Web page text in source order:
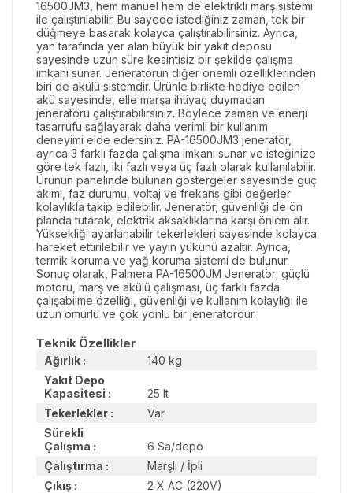
16500JM3, hem manuel hem de elektrikli marş sistemi
ile çalıştırılabilir. Bu sayede istediğiniz zaman, tek bir
düğmeye basarak kolayca çalıştırabilirsiniz. Ayrıca,
yan tarafında yer alan büyük bir yakıt deposu
sayesinde uzun süre kesintisiz bir şekilde çalışma
imkanı sunar. Jeneratörün diğer önemli özelliklerinden
biri de akülü sistemdir. Ürünle birlikte hediye edilen
akü sayesinde, elle marşa ihtiyaç duymadan
jeneratörü çalıştırabilirsiniz. Böylece zaman ve enerji
tasarrufu sağlayarak daha verimli bir kullanım
deneyimi elde edersiniz. PA-16500JM3 jeneratör,
ayrıca 3 farklı fazda çalışma imkanı sunar ve isteğinize
göre tek fazlı, iki fazlı veya üç fazlı olarak kullanılabilir.
Ürünün panelinde bulunan göstergeler sayesinde güç
akımı, faz durumu, voltaj ve frekans gibi değerler
kolaylıkla takip edilebilir. Jeneratör, güvenliği de ön
planda tutarak, elektrik aksaklıklarına karşı önlem alır.
Yüksekliği ayarlanabilir tekerlekleri sayesinde kolayca
hareket ettirilebilir ve yayın yükünü azaltır. Ayrıca,
termik koruma ve yağ koruma sistemi de bulunur.
Sonuç olarak, Palmera PA-16500JM Jeneratör; güçlü
motoru, marş ve akülü çalışması, üç farklı fazda
çalışabilme özelliği, güvenliği ve kullanım kolaylığı ile
uzun ömürlü ve çok yönlü bir jeneratördür.
Teknik Özellikler
Ağırlık :
140 kg
Yakıt Depo
Kapasitesi :
25 lt
Tekerlekler :
Var
Sürekli
Çalışma :
6 Sa/depo
Çalıştırma :
Marşlı / İpli
Çıkış :
2 X AC (220V)